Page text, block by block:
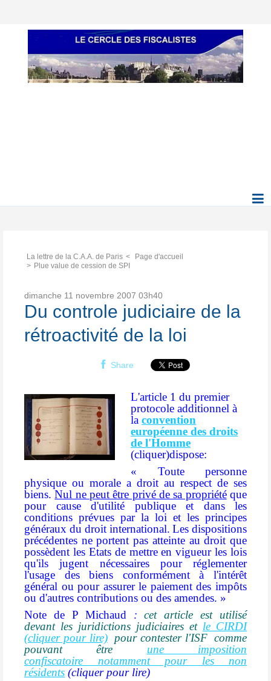
La lettre de la C.A.A. de Paris
Page d'accueil
Plue value de cession de SPI
dimanche 11 novembre 2007 03h40
Du controle judiciaire de la
rétroactivité de la loi
Share
L'article 1 du premier
protocole additionnel à
laconvention
européenne des droits
de l'Homme
(cliquer)dispose:
« Toute personne
physique ou morale a droit au respect de ses
biens.Nul ne peut être privé de sa propriétéque
pour cause d'utilité publique et dans les
conditions prévues par la loi et les principes
généraux du droit international. Les dispositions
précédentes ne portent pas atteinte au droit que
possèdent les Etats de mettre en vigueur les lois
qu'ils jugent nécessaires pour réglementer
l'usage des biens conformément à l'intérêt
général ou pour assurer le paiement des impôts
ou d'autres contributions ou des amendes. »
Note de P Michaud :cet article est utilisé
devant les juridictions judiciaires et le CIRDI
(cliquer pour lire)pour contester l'ISF comme
pouvant être une imposition
confiscatoire notamment pour les non
résidents (cliquer pour lire)